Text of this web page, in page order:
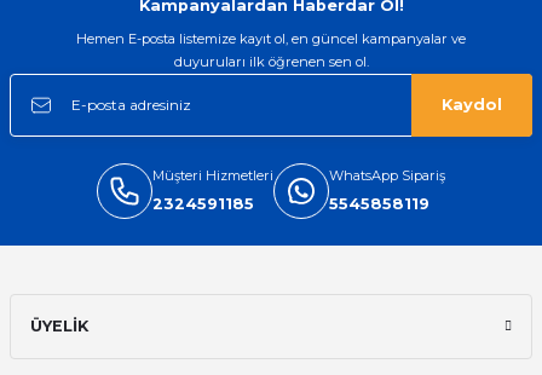
Kampanyalardan Haberdar Ol!
Hemen E-posta listemize kayıt ol, en güncel kampanyalar ve
duyuruları ilk öğrenen sen ol.
Kaydol
Müşteri Hizmetleri
2324591185
WhatsApp Sipariş
5545858119
ÜYELİK